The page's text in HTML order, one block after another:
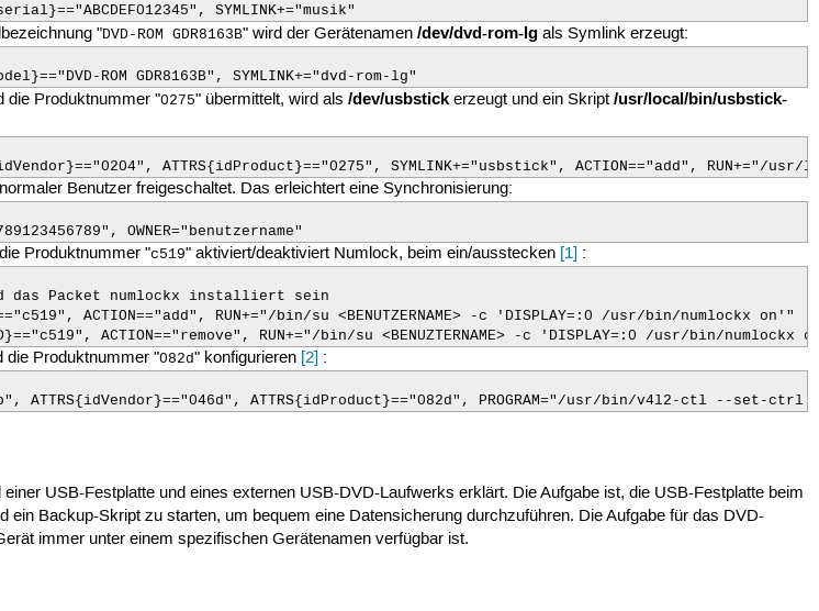
SYMLINK+="musik"
"DVD-ROM GDR8163B" wird der Gerätenamen /dev/dvd-rom-lgals Symlink erzeugt:
ROM GDR8163B", SYMLINK+="dvd-rom-lg"
die Produktnummer "0275" übermittelt, wird als /dev/usbstickerzeugt und ein Skript /usr/local/bin/usbstick-
ATTRS{idProduct}=="0275", SYMLINK+="usbstick", ACTION=="add", RUN+="/
Benutzer freigeschaltet. Das erleichtert eine Synchronisierung:
OWNER="benutzername"
Produktnummer "c519" aktiviert/deaktiviert Numlock, beim ein/ausstecken [1] :
und das Packet numlockx installiert sein
ACTION=="add", RUN+="/bin/su <BENUTZERNAME> -c 'DISPLAY=:0 /usr/bin/numlockx on'"
ACTION=="remove", RUN+="/bin/su <BENUZTERNAME> -c 'DISPLAY=:0 /usr/bin/numlockx
die Produktnummer "082d" konfigurieren [2] :
ATTRS{idVendor}=="046d", ATTRS{idProduct}=="082d", PROGRAM="/usr/bin/v4l2-ctl --set-
USB-Festplatte und eines externen USB-DVD-Laufwerks erklärt. Die Aufgabe ist, die USB-Festplatte beim
ein Backup-Skript zu starten, um bequem eine Datensicherung durchzuführen. Die Aufgabe für das DVD-
immer unter einem spezifischen Gerätenamen verfügbar ist.